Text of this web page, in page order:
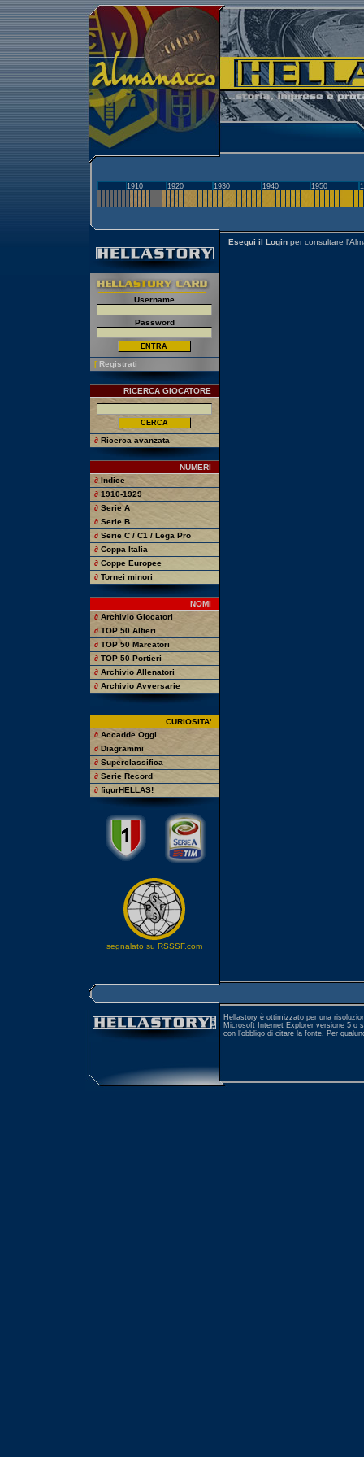
1910 1920 1930 1940 1950
Username
Password
[ Registrati
RICERCA GIOCATORE
∂ Ricerca avanzata
NUMERI
∂ Indice
∂ 1910-1929
∂ Serie A
∂ Serie B
∂ Serie C / C1 / Lega Pro
∂ Coppa Italia
∂ Coppe Europee
∂ Tornei minori
NOMI
∂ Archivio Giocatori
∂ TOP 50 Alfieri
∂ TOP 50 Marcatori
∂ TOP 50 Portieri
∂ Archivio Allenatori
∂ Archivio Avversarie
CURIOSITA'
∂ Accadde Oggi...
∂ Diagrammi
∂ Superclassifica
∂ Serie Record
∂ figurHELLAS!
segnalato su RSSSF.com
Esegui il Login per consultare
Hellastory è ottimizzato per una
Microsoft Internet Explorer versione 5 o
con l'obbligo di citare la fonte. Per